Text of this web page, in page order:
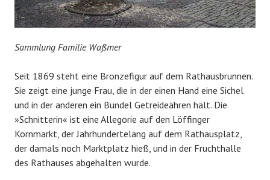
Sammlung Familie Waßmer
Seit 1869 steht eine Bronzefigur auf dem Rathausbrunnen.
Sie zeigt eine junge Frau, die in der einen Hand eine Sichel
und in der anderen ein Bündel Getreideähren hält. Die
»Schnitterin« ist eine Allegorie auf den Löffinger
Kornmarkt, der Jahrhundertelang auf dem Rathausplatz,
der damals noch Marktplatz hieß, und in der Fruchthalle
des Rathauses abgehalten wurde.